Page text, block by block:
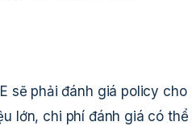
sẽ phải đánh giá policy cho
lớn, chi phí đánh giá có thể